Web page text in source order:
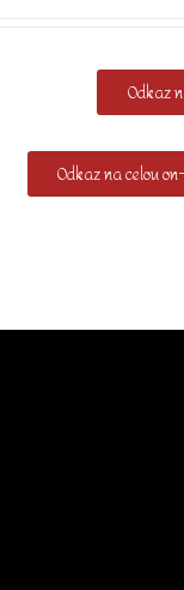
Odkaz
Odkaz na celou